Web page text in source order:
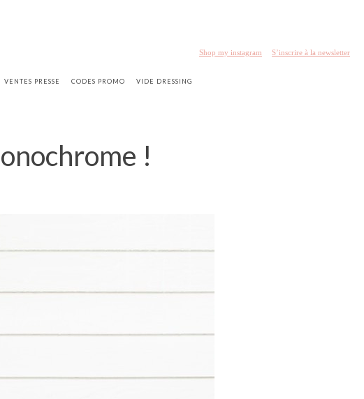
Shop my instagram S’inscrire à la newsletter
VENTES PRESSE CODES PROMO VIDE DRESSING
!